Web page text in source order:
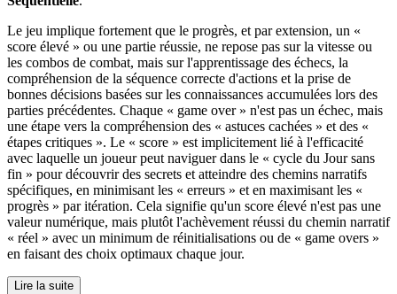
Le jeu implique fortement que le progrès, et par extension, un «
score élevé » ou une partie réussie, ne repose pas sur la vitesse ou
les combos de combat, mais sur l'apprentissage des échecs, la
compréhension de la séquence correcte d'actions et la prise de
bonnes décisions basées sur les connaissances accumulées lors des
parties précédentes. Chaque « game over » n'est pas un échec, mais
une étape vers la compréhension des « astuces cachées » et des «
étapes critiques ». Le « score » est implicitement lié à l'efficacité
avec laquelle un joueur peut naviguer dans le « cycle du Jour sans
fin » pour découvrir des secrets et atteindre des chemins narratifs
spécifiques, en minimisant les « erreurs » et en maximisant les «
progrès » par itération. Cela signifie qu'un score élevé n'est pas une
valeur numérique, mais plutôt l'achèvement réussi du chemin narratif
« réel » avec un minimum de réinitialisations ou de « game overs »
en faisant des choix optimaux chaque jour.
Lire la suite